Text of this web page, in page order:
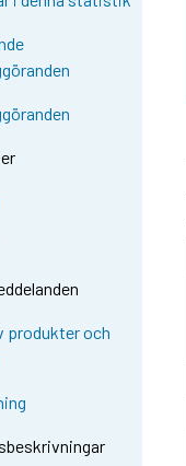
produkter och